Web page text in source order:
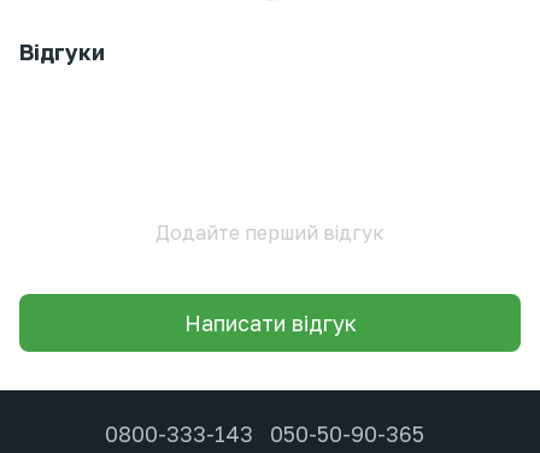
Відгуки
Додайте перший відгук
Написати відгук
0800-333-143 050-50-90-365